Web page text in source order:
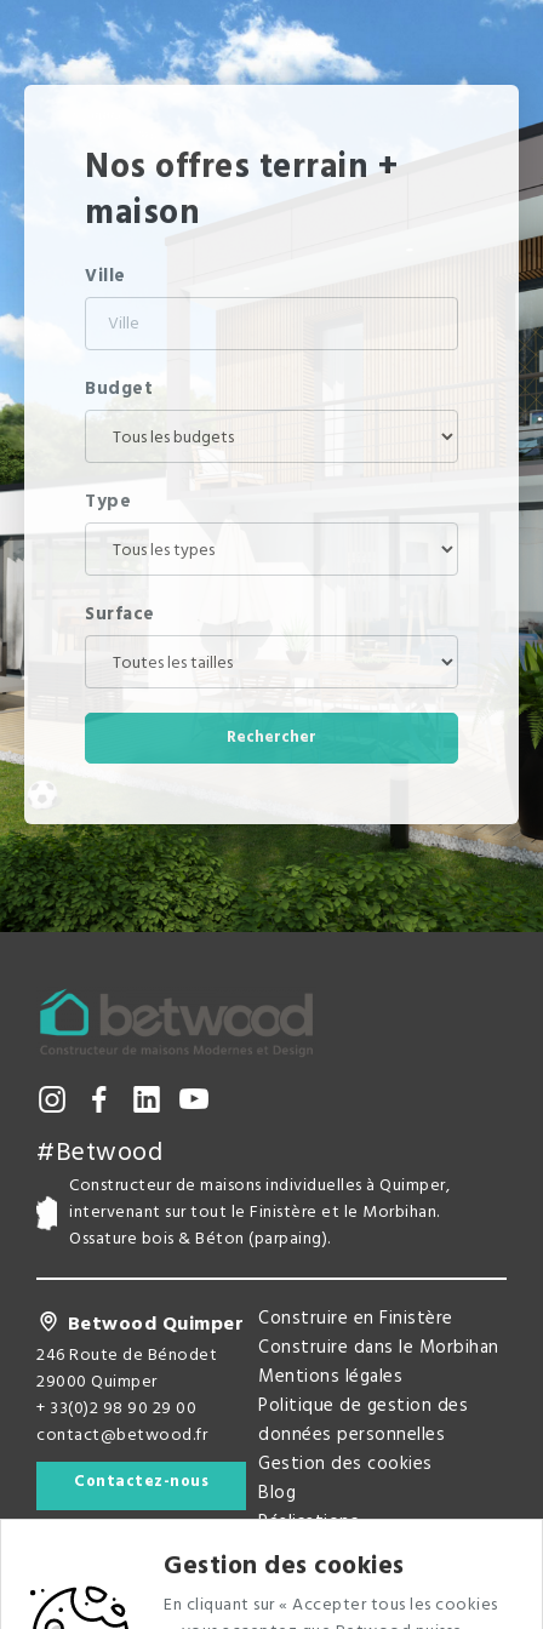
Nos offres terrain +
maison
Ville
Budget
Type
Surface
Rechercher
Gestion des cookies
En cliquant sur « Accepter tous les cookies
#Betwood
Constructeur de maisons individuelles à Quimper,
intervenant sur tout le Finistère et le Morbihan.
Ossature bois & Béton (parpaing).
Betwood Quimper
246 Route de Bénodet
29000 Quimper
+ 33(0)2 98 90 29 00
contact@betwood.fr
Contactez-nous
Construire en Finistère
Construire dans le Morbihan
Mentions légales
Politique de gestion des
données personnelles
Gestion des cookies
Blog
Réalisations
Newsletter